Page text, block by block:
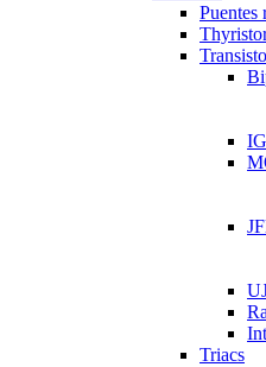
Puentes
Triacs